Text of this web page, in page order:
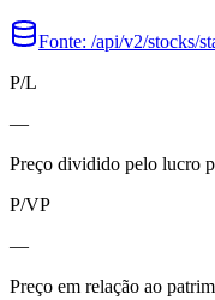
Fonte: /api/v2/stocks/
P/L
—
Preço dividido pelo lucro
P/VP
—
Preço em relação ao